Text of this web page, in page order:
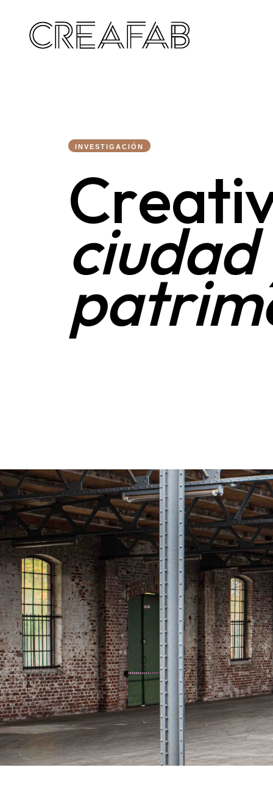
INVESTIGACIÓN
Creati
ciudad
patrim